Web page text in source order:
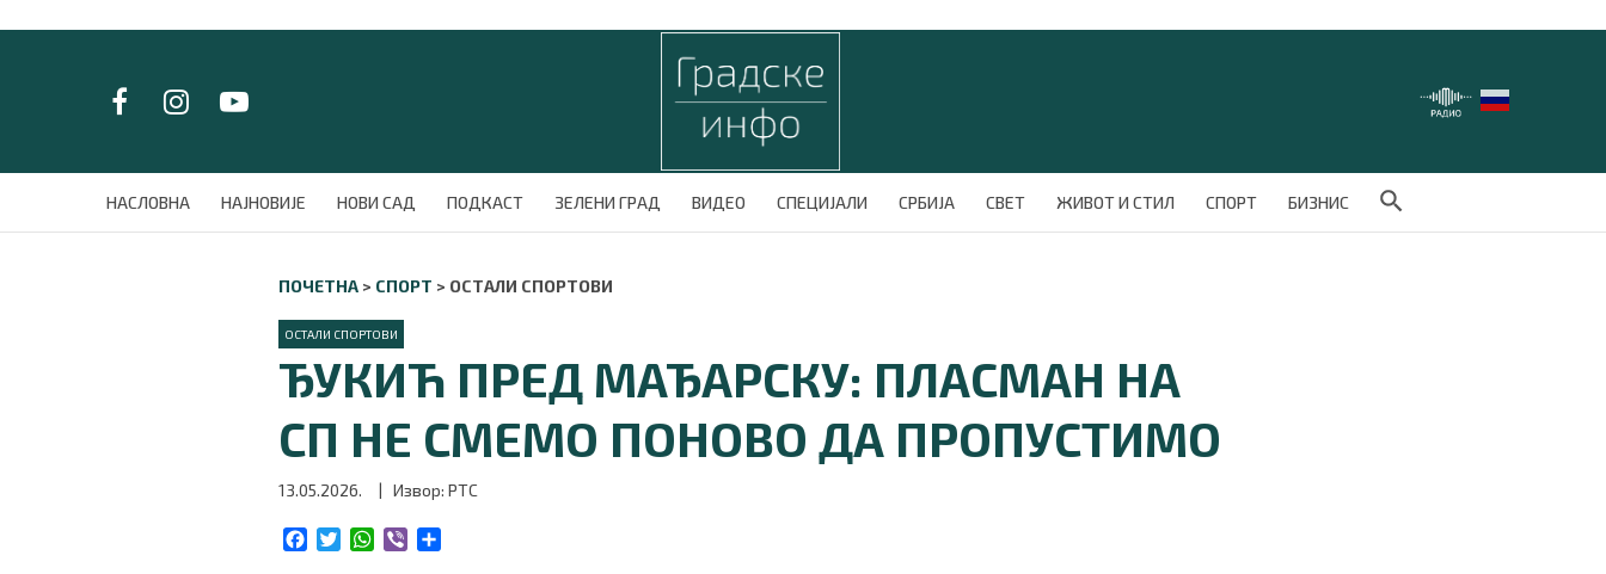
НАСЛОВНА НАЈНОВИЈЕ НОВИ САД ПОДКАСТ ЗЕЛЕНИ ГРАД ВИДЕО СПЕЦИЈАЛИ СРБИЈА СВЕТ ЖИВОТ И СТИЛ СПОРТ БИЗНИС
Search Button
ПОЧЕТНА > СПОРТ > ОСТАЛИ СПОРТОВИ
ОСТАЛИ СПОРТОВИ
ЂУКИЋ ПРЕД МАЂАРСКУ: ПЛАСМАН НА
СП НЕ СМЕМО ПОНОВО ДА ПРОПУСТИМО
13.05.2026. | Извор: РТС
W
НАСЛОВНА
НАЈНОВИЈЕ